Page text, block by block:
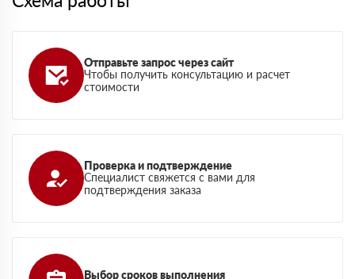
Отправьте запрос через сайт
Чтобы получить консультацию и расчет
стоимости
Проверка и подтверждение
Специалист свяжется с вами для
подтверждения заказа
Выбор сроков выполнения